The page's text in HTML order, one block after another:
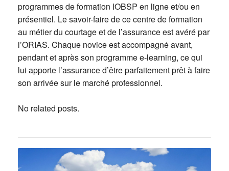
programmes de formation IOBSP en ligne et/ou en
présentiel. Le savoir-faire de ce centre de formation
au métier du courtage et de l’assurance est avéré par
l’ORIAS. Chaque novice est accompagné avant,
pendant et après son programme e-learning, ce qui
lui apporte l’assurance d’être parfaitement prêt à faire
son arrivée sur le marché professionnel.
No related posts.